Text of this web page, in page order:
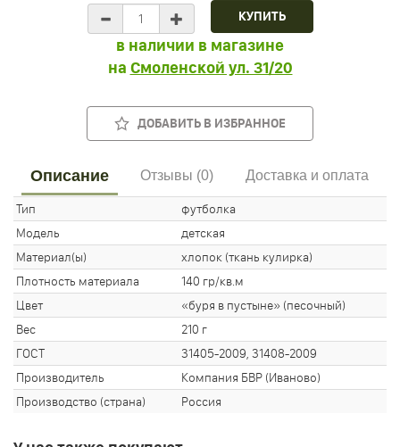
в наличии в магазине
на Смоленской ул. 31/20
ДОБАВИТЬ В ИЗБРАННОЕ
Описание Отзывы (0) Доставка и оплата
Тип
футболка
Модель
детская
Материал(ы)
хлопок (ткань кулирка)
Плотность материала
140 гр/кв.м
Цвет
«буря в пустыне» (песочный)
Вес
210 г
ГОСТ
31405-2009, 31408-2009
Производитель
Компания БВР (Иваново)
Производство (страна)
Россия